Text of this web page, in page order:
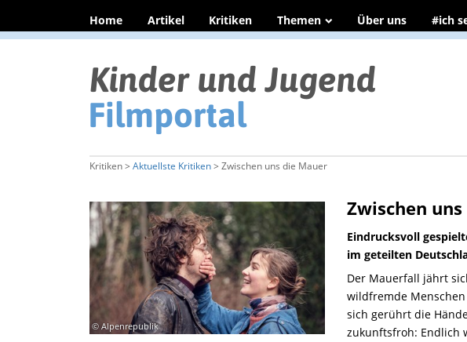
Home Artikel Kritiken Themen Über uns #ich
Kritiken > Aktuellste Kritiken> Zwischen uns die Mauer
Zwischen
Eindrucksvoll
im geteilten
Der Mauerfall jährt
wildfremde
sich gerührt die
zukunftsfroh: Endlich
© Alpenrepublik